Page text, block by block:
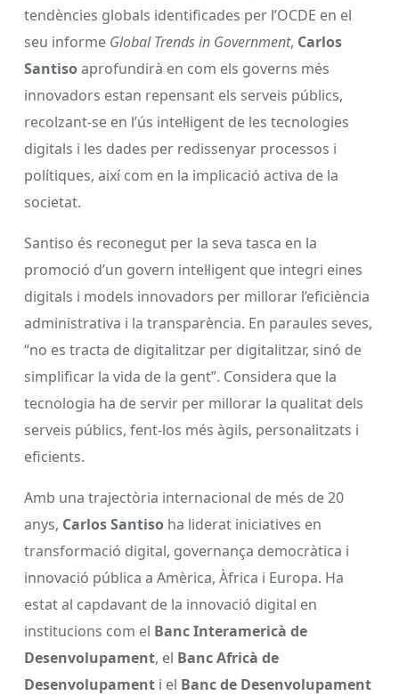
tendències globals identificades per l’OCDE en el
seu informe Global Trends in Government, Carlos
Santisoaprofundirà en com els governs més
innovadors estan repensant els serveis públics,
recolzant-se en l’ús intel·ligent de les tecnologies
digitals i les dades per redissenyar processos i
polítiques, així com en la implicació activa de la
societat.
Santiso és reconegut per la seva tasca en la
promoció d’un govern intel·ligent que integri eines
digitals i models innovadors per millorar l’eficiència
administrativa i la transparència. En paraules seves,
“no es tracta de digitalitzar per digitalitzar, sinó de
simplificar la vida de la gent”. Considera que la
tecnologia ha de servir per millorar la qualitat dels
serveis públics, fent-los més àgils, personalitzats i
eficients.
Amb una trajectòria internacional de més de 20
anys, Carlos Santiso ha liderat iniciatives en
transformació digital, governança democràtica i
innovació pública a Amèrica, Àfrica i Europa. Ha
estat al capdavant de la innovació digital en
institucions com el Banc Interamericà de
Desenvolupament, el Banc Africà de
Desenvolupament i el Banc de Desenvolupament